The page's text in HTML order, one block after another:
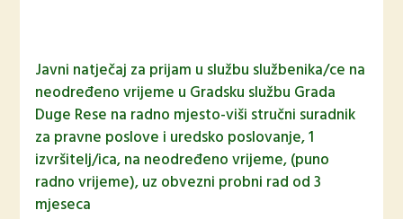
Javni natječaj za prijam u službu službenika/ce na
neodređeno vrijeme u Gradsku službu Grada
Duge Rese na radno mjesto-viši stručni suradnik
za pravne poslove i uredsko poslovanje, 1
izvršitelj/ica, na neodređeno vrijeme, (puno
radno vrijeme), uz obvezni probni rad od 3
mjeseca